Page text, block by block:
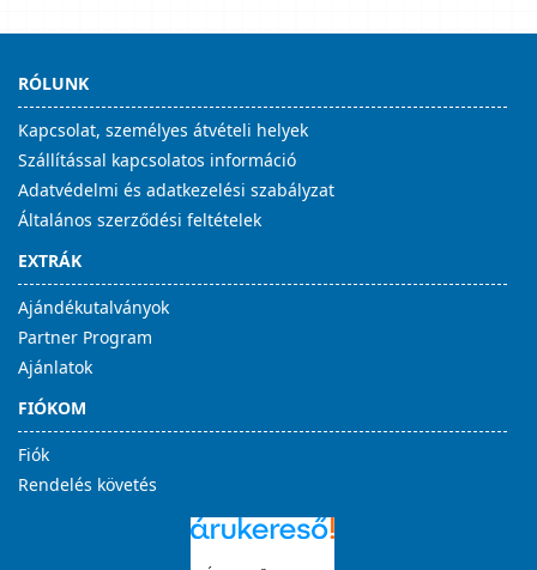
RÓLUNK
Kapcsolat, személyes átvételi helyek
Szállítással kapcsolatos információ
Adatvédelmi és adatkezelési szabályzat
Általános szerződési feltételek
EXTRÁK
Ajándékutalványok
Partner Program
Ajánlatok
FIÓKOM
Fiók
Rendelés követés